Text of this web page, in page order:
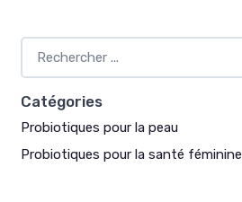
Catégories
Probiotiques pour la peau
Probiotiques pour la santé féminine